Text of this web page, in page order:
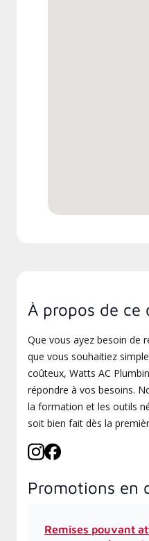
À propos de ce
Que vous ayez besoin de
que vous souhaitiez
coûteux, Watts AC
répondre à vos besoins.
la formation et les outils
soit bien fait dès la
Promotions en
Remises pouvant